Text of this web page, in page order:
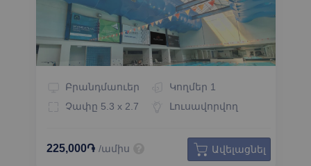
Բրանդմաուեր
Չափը 5.3 x 2.7
Կողմեր 1
Լուսավորվող
Ավելացնել
225,000֏ /ամիս